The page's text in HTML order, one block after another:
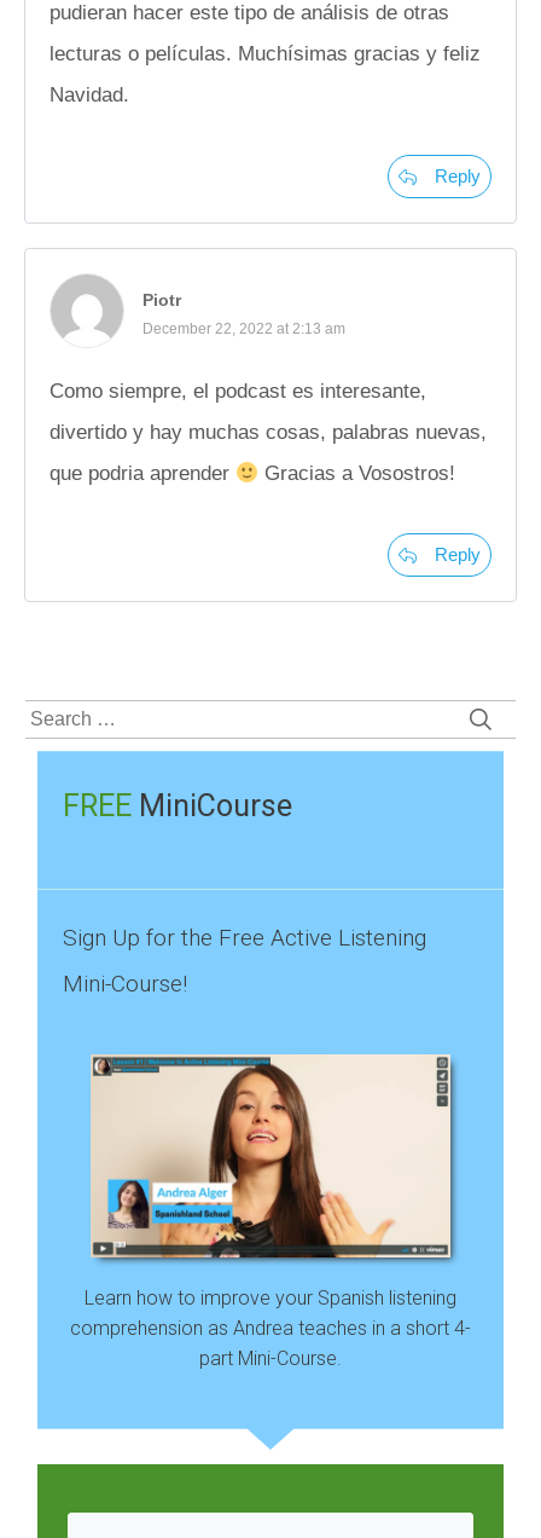
pudieran hacer este tipo de análisis de otras
lecturas o películas. Muchísimas gracias y feliz
Navidad.
Reply
Piotr
December 22, 2022 at 2:13 am
Como siempre, el podcast es interesante,
divertido y hay muchas cosas, palabras nuevas,
que podria aprender
Gracias a Vosostros!
Reply
Search
for:
FREE MiniCourse
Sign Up for the Free Active Listening
Mini-Course!
Learn how to improve your Spanish listening
comprehension as Andrea teaches in a short 4-
part Mini-Course.